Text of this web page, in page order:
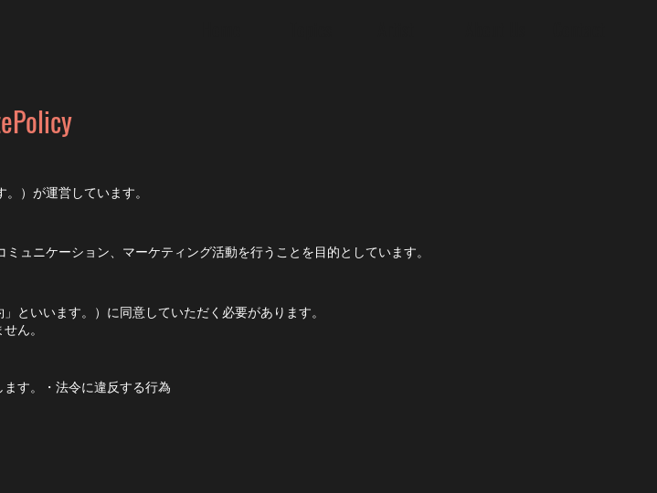
）が運営しています。
ュニケーション、マーケティング活動を行うことを目的としています。
といいます。）に同意していただく必要があります。
ん。
す。・法令に違反する行為